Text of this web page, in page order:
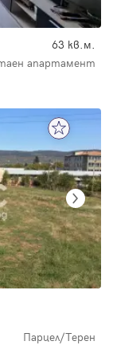
63 кв.м.
апартамент
Парцел/Терен